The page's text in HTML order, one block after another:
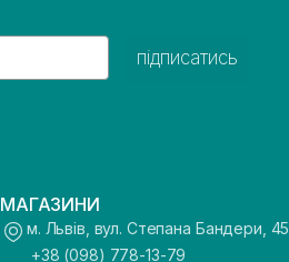
підписатись
МАГАЗИНИ
м. Львів, вул. Степана Бандери, 45
+38 (098) 778-13-79